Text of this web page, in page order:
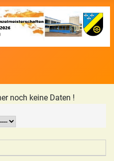
noch keine Daten !